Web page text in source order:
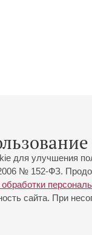
для улучшения
№ 152-ФЗ.
сайта. При